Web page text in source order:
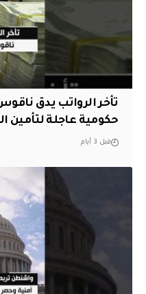
تأخر الرواتب يدق
حكومية عاجلة لتأمين
قبل 3 أيام